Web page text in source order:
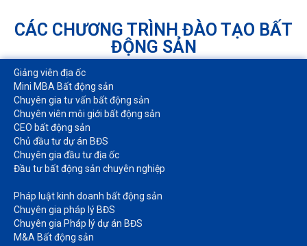
CÁC CHƯƠNG TRÌNH ĐÀO TẠO BẤT
ĐỘNG SẢN
Giảng viên địa ốc
Mini MBA Bất động sản
Chuyên gia tư vấn bất động sản
Chuyên viên môi giới bất động sản​
CEO bất động sản
Chủ đầu tư dự án BĐS
Chuyên gia đầu tư địa ốc​
Đầu tư bất động sản chuyên nghiệp
Pháp luật kinh doanh bất động sản​
Chuyên gia pháp lý BĐS
Chuyên gia Pháp lý dự án BĐS
M&A Bất động sản​